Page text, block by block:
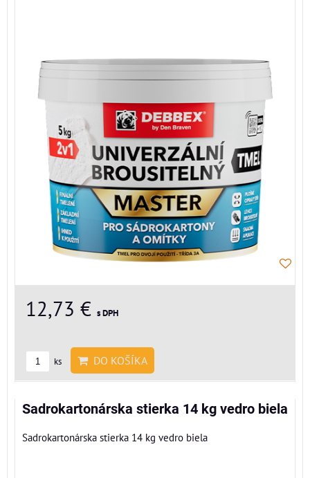
12,73 € s DPH
ks DO KOŠÍKA
Sadrokartonárska stierka 14 kg vedro biela
Sadrokartonárska stierka 14 kg vedro biela